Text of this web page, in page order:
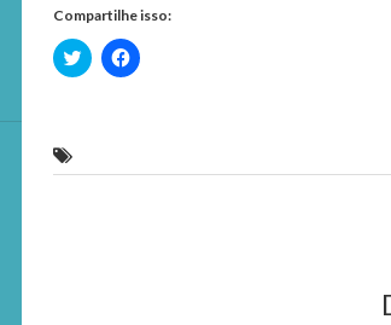
Compartilhe isso:
Clique
para
Clique
para